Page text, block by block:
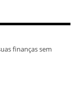
finanças sem